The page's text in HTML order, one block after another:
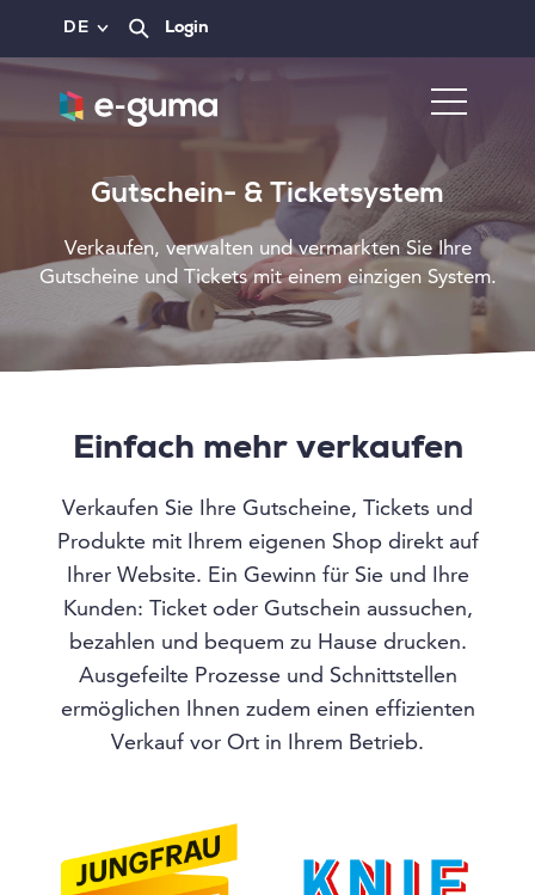
DE Login
Gutschein- & Ticketsystem
Verkaufen, verwalten und vermarkten Sie Ihre
Gutscheine und Tickets mit einem einzigen System.
Einfach mehr verkaufen
Verkaufen Sie Ihre Gutscheine, Tickets und
Produkte mit Ihrem eigenen Shop direkt auf
Ihrer Website. Ein Gewinn für Sie und Ihre
Kunden: Ticket oder Gutschein aussuchen,
bezahlen und bequem zu Hause drucken.
Ausgefeilte Prozesse und Schnittstellen
ermöglichen Ihnen zudem einen effizienten
Verkauf vor Ort in Ihrem Betrieb.